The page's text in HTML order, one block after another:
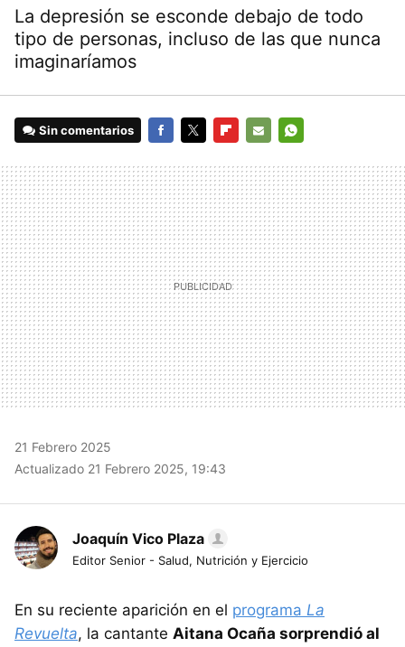
La depresión se esconde debajo de todo
tipo de personas, incluso de las que nunca
imaginaríamos
Sin comentarios
MAIL
21 Febrero 2025
Actualizado 21 Febrero 2025, 19:43
Joaquín Vico Plaza
Editor Senior - Salud, Nutrición y Ejercicio
En su reciente aparición en el programa La
Revuelta, la cantante Aitana Ocaña sorprendió al